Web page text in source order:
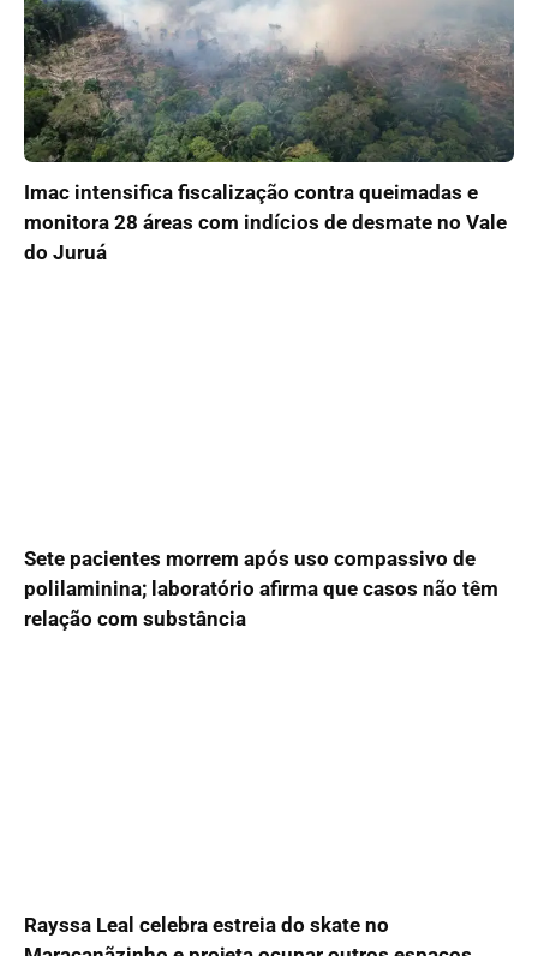
Imac intensifica fiscalização contra queimadas e
monitora 28 áreas com indícios de desmate no Vale
do Juruá
Sete pacientes morrem após uso compassivo de
polilaminina; laboratório afirma que casos não têm
relação com substância
Rayssa Leal celebra estreia do skate no